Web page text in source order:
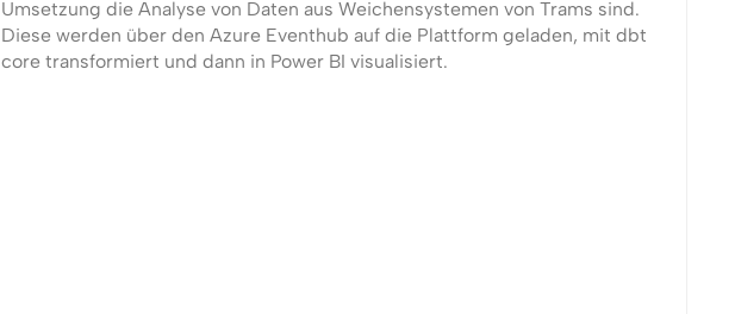
Umsetzung die Analyse von Daten aus Weichensystemen von Trams sind.
Diese werden über den Azure Eventhub auf die Plattform geladen, mit dbt
core transformiert und dann in Power BI visualisiert.